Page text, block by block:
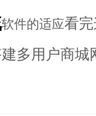
软件的适应看
多用户商